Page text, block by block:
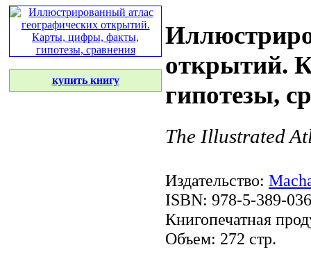
купить книгу
открытий.
гипотезы,
The Illustrated
Издательство:
ISBN: 978-5-389-
Книгопечатная
Объем: 272 стр.